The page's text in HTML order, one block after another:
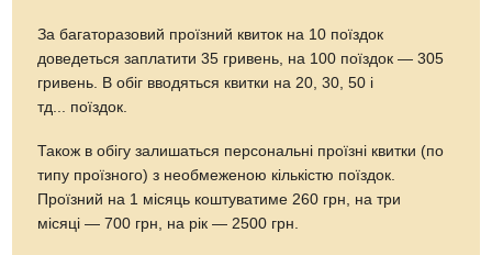
За багаторазовий проїзний квиток на 10 поїздок
доведеться заплатити 35 гривень, на 100 поїздок — 305
гривень. В обіг вводяться квитки на 20, 30, 50 і
тд... поїздок.
Також в обігу залишаться персональні проїзні квитки (по
типу проїзного) з необмеженою кількістю поїздок.
Проїзний на 1 місяць коштуватиме 260 грн, на три
місяці — 700 грн, на рік — 2500 грн.